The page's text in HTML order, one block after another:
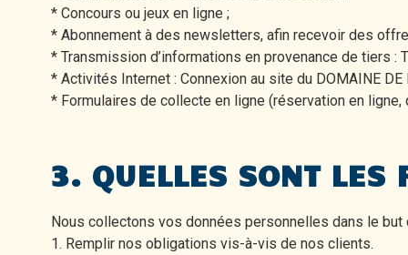
* Concours ou jeux en ligne ;
* Abonnement à des newsletters, afin recevoir des
* Transmission d’informations en provenance de tiers :
* Activités Internet : Connexion au site du DOMAINE DE
* Formulaires de collecte en ligne (réservation en
3. QUELLES SONT LES
Nous collectons vos données personnelles dans le but
1. Remplir nos obligations vis-à-vis de nos clients.